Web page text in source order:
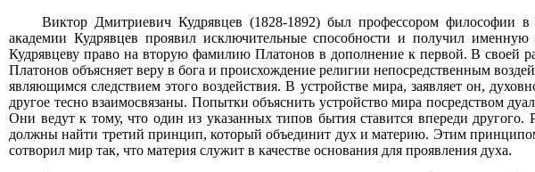
Виктор Дмитриевич Кудрявцев (1828-1892) был профессором философии
академии Кудрявцев проявил исключительные способности и получил
Кудрявцеву право на вторую фамилию Платонов в дополнение к первой. В своей
Платонов объясняет веру в бога и происхождение религии непосредственным
являющимся следствием этого воздействия. В устройстве мира, заявляет он,
другое тесно взаимосвязаны. Попытки объяснить устройство мира посредством
Они ведут к тому, что один из указанных типов бытия ставится впереди другого.
должны найти третий принцип, который объединит дух и материю. Этим
сотворил мир так, что материя служит в качестве основания для проявления духа.